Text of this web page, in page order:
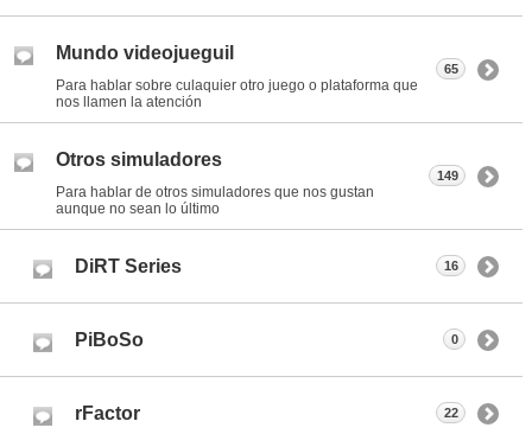
Mundo videojueguil
Para hablar sobre culaquier otro juego o plataforma que
nos llamen la atención
65
Otros simuladores
Para hablar de otros simuladores que nos gustan
aunque no sean lo último
149
DiRT Series 16
PiBoSo 0
rFactor 22